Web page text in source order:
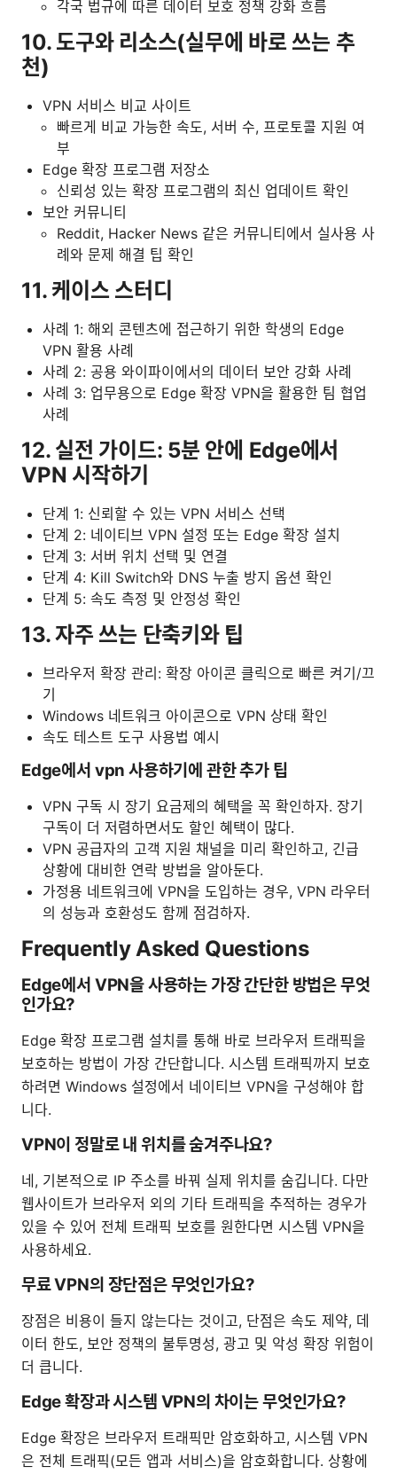
각국 법규에 따른 데이터 보호 정책 강화 흐름
10. 도구와 리소스(실무에 바로 쓰는 추
천)
VPN 서비스 비교 사이트
빠르게 비교 가능한 속도, 서버 수, 프로토콜 지원 여
부
Edge 확장 프로그램 저장소
신뢰성 있는 확장 프로그램의 최신 업데이트 확인
보안 커뮤니티
Reddit, Hacker News 같은 커뮤니티에서 실사용 사
례와 문제 해결 팁 확인
11. 케이스 스터디
사례 1: 해외 콘텐츠에 접근하기 위한 학생의 Edge
VPN 활용 사례
사례 2: 공용 와이파이에서의 데이터 보안 강화 사례
사례 3: 업무용으로 Edge 확장 VPN을 활용한 팀 협업
사례
12. 실전 가이드: 5분 안에 Edge에서
VPN 시작하기
단계 1: 신뢰할 수 있는 VPN 서비스 선택
단계 2: 네이티브 VPN 설정 또는 Edge 확장 설치
단계 3: 서버 위치 선택 및 연결
단계 4: Kill Switch와 DNS 누출 방지 옵션 확인
단계 5: 속도 측정 및 안정성 확인
13. 자주 쓰는 단축키와 팁
브라우저 확장 관리: 확장 아이콘 클릭으로 빠른 켜기/끄
기
Windows 네트워크 아이콘으로 VPN 상태 확인
속도 테스트 도구 사용법 예시
Edge에서 vpn 사용하기에 관한 추가 팁
VPN 구독 시 장기 요금제의 혜택을 꼭 확인하자. 장기
구독이 더 저렴하면서도 할인 혜택이 많다.
VPN 공급자의 고객 지원 채널을 미리 확인하고, 긴급
상황에 대비한 연락 방법을 알아둔다.
가정용 네트워크에 VPN을 도입하는 경우, VPN 라우터
의 성능과 호환성도 함께 점검하자.
Frequently Asked Questions
Edge에서 VPN을 사용하는 가장 간단한 방법은 무엇
인가요?
Edge 확장 프로그램 설치를 통해 바로 브라우저 트래픽을
보호하는 방법이 가장 간단합니다. 시스템 트래픽까지 보호
하려면 Windows 설정에서 네이티브 VPN을 구성해야 합
니다.
VPN이 정말로 내 위치를 숨겨주나요?
네, 기본적으로 IP 주소를 바꿔 실제 위치를 숨깁니다. 다만
웹사이트가 브라우저 외의 기타 트래픽을 추적하는 경우가
있을 수 있어 전체 트래픽 보호를 원한다면 시스템 VPN을
사용하세요.
무료 VPN의 장단점은 무엇인가요?
장점은 비용이 들지 않는다는 것이고, 단점은 속도 제약, 데
이터 한도, 보안 정책의 불투명성, 광고 및 악성 확장 위험이
더 큽니다.
Edge 확장과 시스템 VPN의 차이는 무엇인가요?
Edge 확장은 브라우저 트래픽만 암호화하고, 시스템 VPN
은 전체 트래픽(모든 앱과 서비스)을 암호화합니다. 상황에